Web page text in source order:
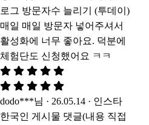
로그 방문자수 늘리기 (투데이)
매일 매일 방문자 넣어주셔서
활성화에 너무 좋아요. 덕분에
체험단도 신청했어요 ㅋㅋ
dodo***님 · 26.05.14 · 인스타
한국인 게시물 댓글(내용 직접